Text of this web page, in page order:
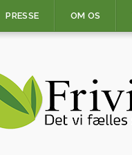
PRESSE OM OS